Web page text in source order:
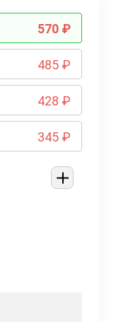
570 ₽
485 ₽
428 ₽
345 ₽